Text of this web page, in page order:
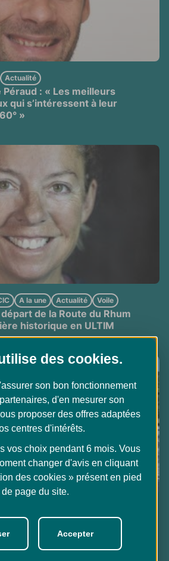
: « Les meilleurs
qui s’intéressent à leur
»
Actualité
de la Route du Rhum
historique en ULTIM
A la une Actualité Voile
« Le BMX, le meilleur
! »
des cookies.
son bon fonctionnement
d'en mesurer son
proposer des offres adaptées
centres d'intérêts.
vos choix pendant 6 mois. Vous
changer d'avis en cliquant
des cookies » présent en pied
de page du site.
Accepter